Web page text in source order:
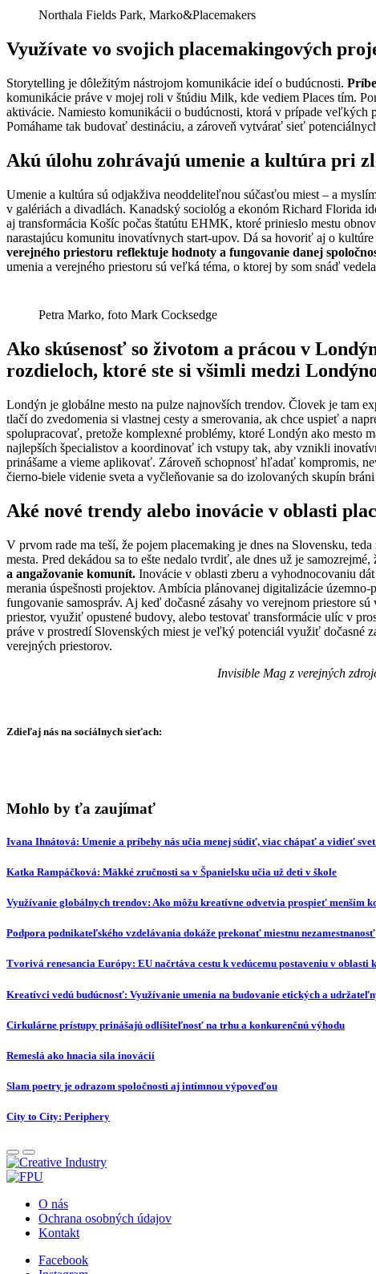
Northala Fields Park, Marko&Placemakers
Využívate vo svojich placemakingových
Storytelling je dôležitým nástrojom komunikácie ideí o budúcnosti.
komunikácie práve v mojej roli v štúdiu Milk, kde vediem Places tím.
aktivácie. Namiesto komunikácii o budúcnosti, ktorá v prípade veľkých
Pomáhame tak budovať destináciu, a zároveň vytvárať sieť
Akú úlohu zohrávajú umenie a kultúra pri
Umenie a kultúra sú odjakživa neoddeliteľnou súčasťou miest – a
v galériách a divadlách. Kanadský sociológ a ekonóm Richard Florida
aj transformácia Košíc počas štatútu EHMK, ktoré prinieslo mestu
narastajúcu komunitu inovatívnych start-upov. Dá sa hovoriť aj o
verejného priestoru reflektuje hodnoty a fungovanie danej
umenia a verejného priestoru sú veľká téma, o ktorej by som snáď
Petra Marko, foto Mark Cocksedge
Ako skúsenosť so životom a prácou v
rozdieloch, ktoré ste si všimli medzi
Londýn je globálne mesto na pulze najnovších trendov. Človek je tam
tlačí do zvedomenia si vlastnej cesty a smerovania, ak chce uspieť a
spolupracovať, pretože komplexné problémy, ktoré Londýn ako mesto
najlepších špecialistov a koordinovať ich vstupy tak, aby vznikli
prinášame a vieme aplikovať. Zároveň schopnosť hľadať kompromis,
čierno-biele videnie sveta a vyčleňovanie sa do izolovaných skupín
Aké nové trendy alebo inovácie v oblasti
V prvom rade ma teší, že pojem placemaking je dnes na Slovensku,
mesta. Pred dekádou sa to ešte nedalo tvrdiť, ale dnes už je samozrejmé,
a angažovanie komunít. Inovácie v oblasti zberu a vyhodnocovaniu
merania úspešnosti projektov. Ambícia plánovanej digitalizácie
fungovanie samospráv. Aj keď dočasné zásahy vo verejnom priestore
priestor, využiť opustené budovy, alebo testovať transformácie ulíc v
práve v prostredí Slovenských miest je veľký potenciál využiť dočasné
verejných priestorov.
Invisible Mag z verejných
Zdieľaj nás na sociálnych sieťach:
Mohlo by ťa zaujímať
Ivana Ihnátová: Umenie a príbehy nás učia menej súdiť, viac chápať a vidieť
Katka Rampáčková: Mäkké zručnosti sa v Španielsku učia už deti v škole
Využívanie globálnych trendov: Ako môžu kreatívne odvetvia prospieť menším
Podpora podnikateľského vzdelávania dokáže prekonať miestnu nezamestnanosť
Tvorivá renesancia Európy: EU načrtáva cestu k vedúcemu postaveniu v oblasti
Kreatívci vedú budúcnosť: Využívanie umenia na budovanie etických a
Cirkulárne prístupy prinášajú odlíšiteľnosť na trhu a konkurenčnú výhodu
Remeslá ako hnacia sila inovácií
Slam poetry je odrazom spoločnosti aj intímnou výpoveďou
City to City: Periphery
O nás
Ochrana osobných údajov
Kontakt
Facebook